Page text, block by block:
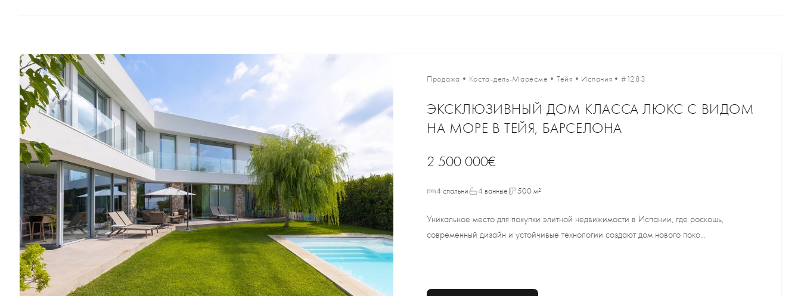
Продажа • Коста-дель-Маресме • Тейя • Испания •#1283
ЭКСКЛЮЗИВНЫЙ ДОМ КЛАССА ЛЮКС С ВИДОМ
НА МОРЕ В ТЕЙЯ, БАРСЕЛОНА
2 500 000€
4 спальни 4 ванные 500 м²
Уникальное место для покупки элитной недвижимости в Испании, где роскошь,
современный дизайн и устойчивые технологии создают дом нового поко...